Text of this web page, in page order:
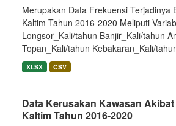
Merupakan Data Frekuensi Terjadinya
Kaltim Tahun 2016-2020 Meliputi
Longsor_Kali/tahun Banjir_Kali/tahun
Topan_Kali/tahun Kebakaran_Kali/
XLSX CSV
Data Kerusakan Kawasan
Kaltim Tahun 2016-2020